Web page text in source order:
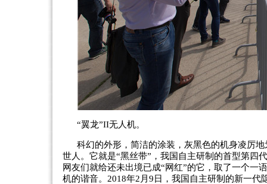
“翼龙”II无人机。
科幻的外形，简洁的涂装，灰黑色的机身凌厉
世人。它就是“黑丝带”，我国自主研制的首型第四
网友们就给还未出境已成“网红”的它，取了一个
机的谐音。2018年2月9日，我国自主研制的新一